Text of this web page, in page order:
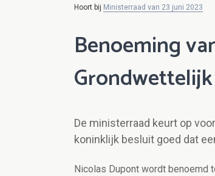
Hoort bij Ministerraad van 23 juni 2023
Benoeming
De ministerraad keurt op
koninklijk besluit goed dat
Nicolas Dupont wordt benoemd